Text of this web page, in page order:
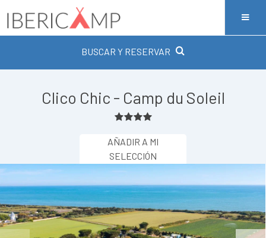
BUSCAR Y RESERVAR
Clico Chic - Camp du Soleil
AÑADIR A MI
SELECCIÓN